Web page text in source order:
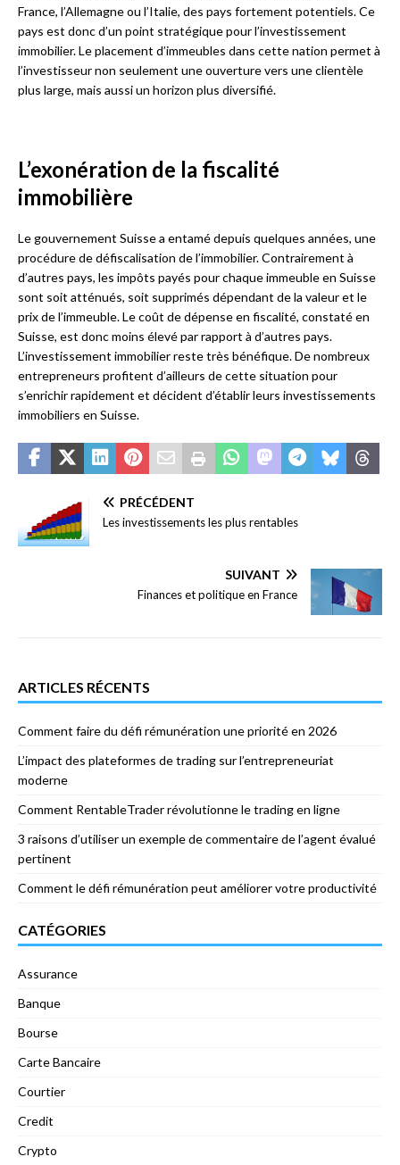
France, l’Allemagne ou l’Italie, des pays fortement potentiels. Ce
pays est donc d’un point stratégique pour l’investissement
immobilier. Le placement d’immeubles dans cette nation permet à
l’investisseur non seulement une ouverture vers une clientèle
plus large, mais aussi un horizon plus diversifié.
L’exonération de la fiscalité
immobilière
Le gouvernement Suisse a entamé depuis quelques années, une
procédure de défiscalisation de l’immobilier. Contrairement à
d’autres pays, les impôts payés pour chaque immeuble en Suisse
sont soit atténués, soit supprimés dépendant de la valeur et le
prix de l’immeuble. Le coût de dépense en fiscalité, constaté en
Suisse, est donc moins élevé par rapport à d’autres pays.
L’investissement immobilier reste très bénéfique. De nombreux
entrepreneurs profitent d’ailleurs de cette situation pour
s’enrichir rapidement et décident d’établir leurs investissements
immobiliers en Suisse.
PRÉCÉDENT
Les investissements les plus rentables
SUIVANT
Finances et politique en France
ARTICLES RÉCENTS
Comment faire du défi rémunération une priorité en 2026
L’impact des plateformes de trading sur l’entrepreneuriat
moderne
Comment RentableTrader révolutionne le trading en ligne
3 raisons d’utiliser un exemple de commentaire de l’agent évalué
pertinent
Comment le défi rémunération peut améliorer votre productivité
CATÉGORIES
Assurance
Banque
Bourse
Carte Bancaire
Courtier
Credit
Crypto